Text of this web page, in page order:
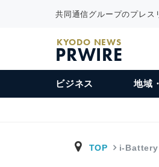
共同通信グループのプレス
KYODO NEWS
PRWIRE
ビジネス 地域
TOP i-Battery